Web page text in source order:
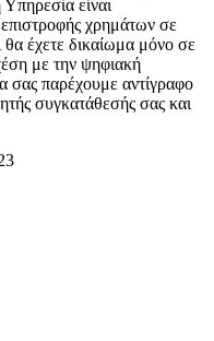
είναι
χρημάτων σε
έχετε δικαίωμα μόνο σε
με την ψηφιακή
σας παρέχουμε αντίγραφο
συγκατάθεσής σας και